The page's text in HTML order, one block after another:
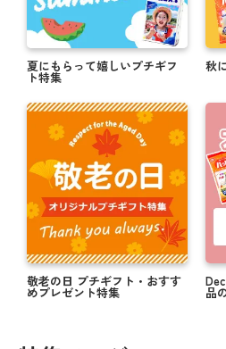
夏にもらって嬉しいプチギフ
ト特集
秋
敬老の日 プチギフト・おすす
めプレゼント特集 品